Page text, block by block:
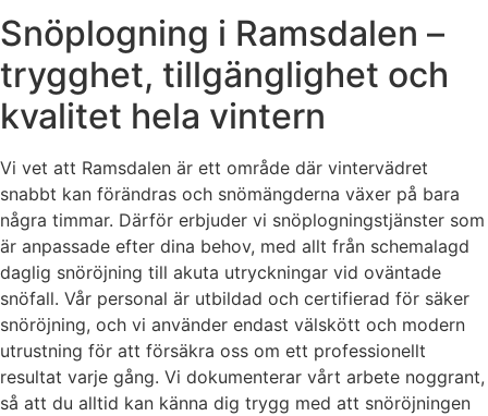
Snöplogning i Ramsdalen –
trygghet, tillgänglighet och
kvalitet hela vintern
Vi vet att Ramsdalen är ett område där vintervädret
snabbt kan förändras och snömängderna växer på bara
några timmar. Därför erbjuder vi snöplogningstjänster som
är anpassade efter dina behov, med allt från schemalagd
daglig snöröjning till akuta utryckningar vid oväntade
snöfall. Vår personal är utbildad och certifierad för säker
snöröjning, och vi använder endast välskött och modern
utrustning för att försäkra oss om ett professionellt
resultat varje gång. Vi dokumenterar vårt arbete noggrant,
så att du alltid kan känna dig trygg med att snöröjningen